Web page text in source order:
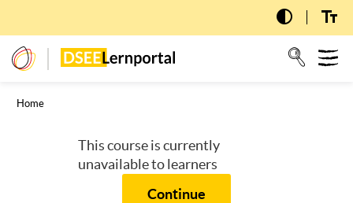
main
content
dseelernportal
Home
This course is currently
unavailable to learners